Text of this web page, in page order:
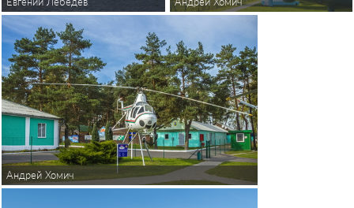
Андрей Хомич